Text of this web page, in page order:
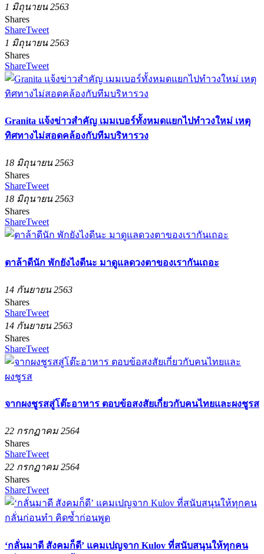
1 มิถุนายน 2563
Shares
ShareTweet
1 มิถุนายน 2563
Shares
ShareTweet
Granita แจ้งข่าวสำคัญ เมมเบอร์ทั้งหมดแยกไปทำวงใหม่ เหตุ
ทิศทางไม่สอดคล้องกับทีมบริหารวง
18 มิถุนายน 2563
Shares
ShareTweet
18 มิถุนายน 2563
Shares
ShareTweet
ตาล้าดีนัก พักยังไงดีนะ มาดูแลดวงตาของเรากันเถอะ
14 กันยายน 2563
Shares
ShareTweet
14 กันยายน 2563
Shares
ShareTweet
จากผงชูรสสู่โต๊ะอาหาร ตอบข้อสงสัยเกี่ยวกับคนไทยและผงชูรส
22 กรกฏาคม 2564
Shares
ShareTweet
22 กรกฏาคม 2564
Shares
ShareTweet
‘กลั่นมาดี สังคมก็ดี’ แคมเปญจาก Kulov ที่สนับสนุนให้ทุกคน